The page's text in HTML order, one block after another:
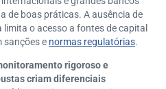
de boas práticas. A ausência de
o acesso a fontes de capital
sanções e normas regulatórias.
rigoroso e
criam diferenciais